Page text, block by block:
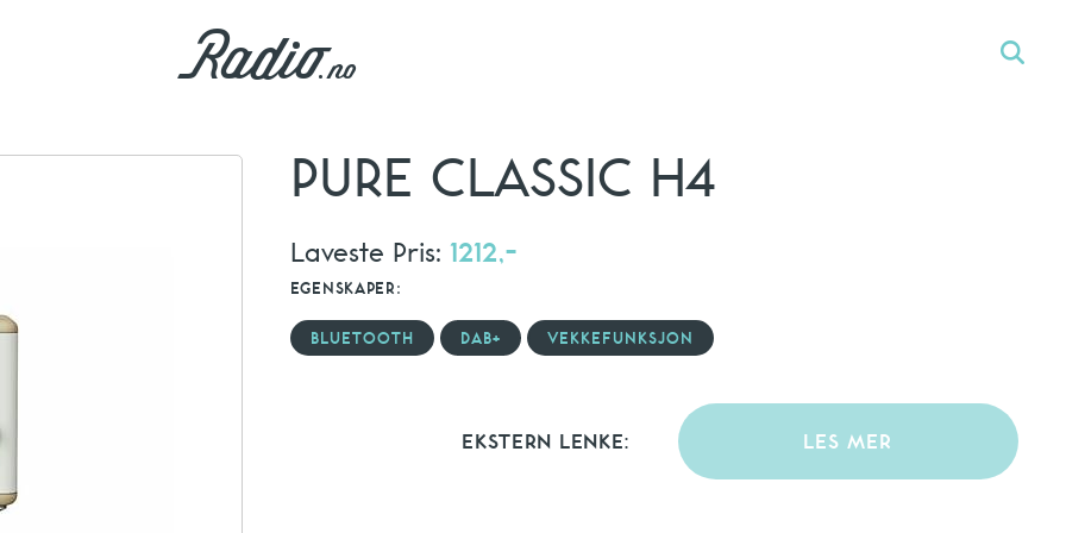
PURE CLASSIC H4
Laveste Pris: 1212,-
EGENSKAPER:
BLUETOOTH DAB+ VEKKEFUNKSJON
EKSTERN LENKE: LES MER